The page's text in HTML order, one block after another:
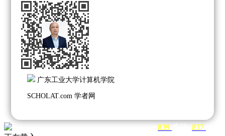
839 837
广东工业大学计算机学院
SCHOLAT.com 学者网